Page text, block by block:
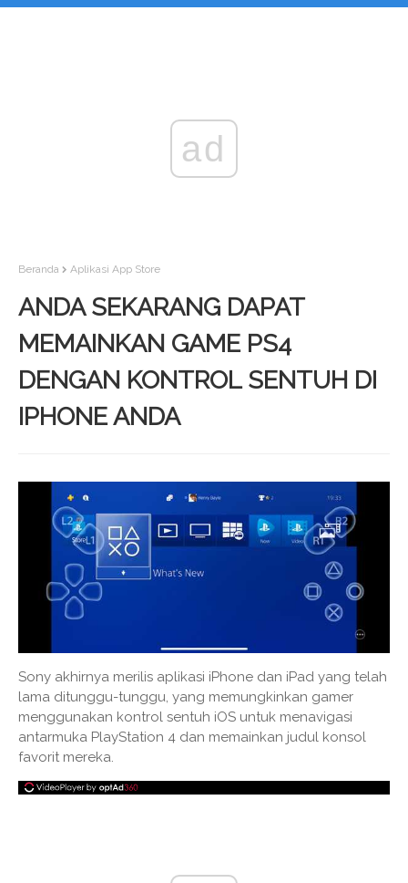
ad
Beranda Aplikasi App Store
ANDA SEKARANG DAPAT
MEMAINKAN GAME PS4
DENGAN KONTROL SENTUH DI
IPHONE ANDA
Sony akhirnya merilis aplikasi iPhone dan iPad yang telah
lama ditunggu-tunggu, yang memungkinkan gamer
menggunakan kontrol sentuh iOS untuk menavigasi
antarmuka PlayStation 4 dan memainkan judul konsol
favorit mereka.